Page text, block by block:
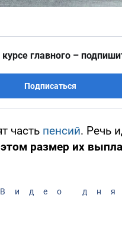
главного –
Подписаться
часть пенсий. Речь
размер их
Видео дня